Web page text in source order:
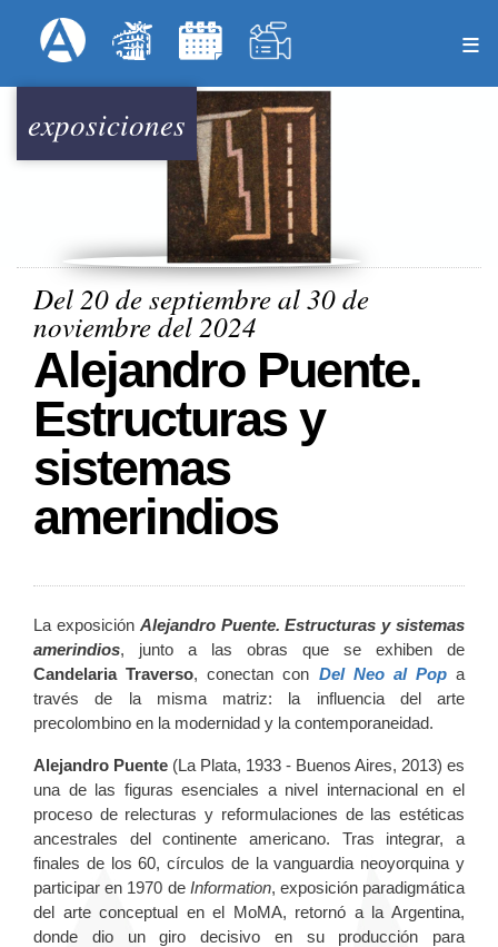
al
principal
Menú Superior
exposiciones
Del 20 de septiembre al 30 de
noviembre del 2024
Alejandro Puente.
Estructuras y
sistemas
amerindios
La exposición Alejandro Puente. Estructuras y sistemas
amerindios, junto a las obras que se exhiben de
Candelaria Traverso, conectan con Del Neo al Popa
través de la misma matriz: la influencia del arte
precolombino en la modernidad y la contemporaneidad.
Alejandro Puente (La Plata, 1933 - Buenos Aires, 2013) es
una de las figuras esenciales a nivel internacional en el
proceso de relecturas y reformulaciones de las estéticas
ancestrales del continente americano. Tras integrar, a
finales de los 60, círculos de la vanguardia neoyorquina y
participar en 1970 de Information, exposición paradigmática
del arte conceptual en el MoMA, retornó a la Argentina,
donde dio un giro decisivo en su producción para